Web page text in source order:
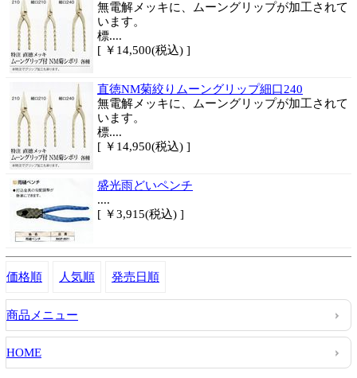
無電解メッキに、ムーングリップが加工されて
います。
標....
[ ￥14,500(税込) ]
直徳NM菊絞りムーングリップ細口240
無電解メッキに、ムーングリップが加工されて
います。
標....
[ ￥14,950(税込) ]
盛光雨どいペンチ
....
[ ￥3,915(税込) ]
価格順 人気順 発売日順
商品メニュー
HOME